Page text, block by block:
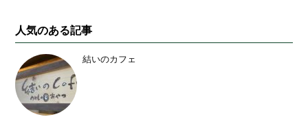
人気のある記事
結いのカフェ